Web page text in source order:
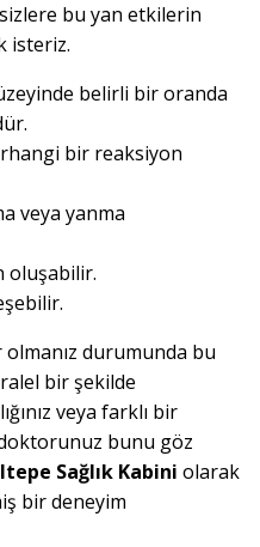
bu yan etkilerin
isteriz.
belirli bir oranda
bir reaksiyon
veya yanma
oluşabilir.
olmanız durumunda bu
bir şekilde
veya farklı bir
doktorunuz bunu göz
Sağlık Kabini olarak
bir deneyim